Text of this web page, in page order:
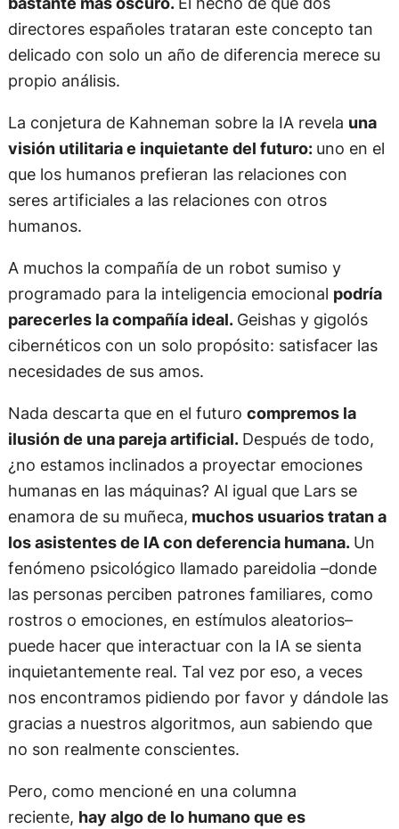
directores españoles trataran este concepto tan
delicado con solo un año de diferencia merece su
propio análisis.
La conjetura de Kahneman sobre la IA revela una
visión utilitaria e inquietante del futuro: uno en el
que los humanos prefieran las relaciones con
seres artificiales a las relaciones con otros
humanos.
A muchos la compañía de un robot sumiso y
programado para la inteligencia emocional podría
parecerles la compañía ideal. Geishas y gigolós
cibernéticos con un solo propósito: satisfacer las
necesidades de sus amos.
Nada descarta que en el futuro compremos la
ilusión de una pareja artificial. Después de todo,
¿no estamos inclinados a proyectar emociones
humanas en las máquinas? Al igual que Lars se
enamora de su muñeca, muchos usuarios tratan a
los asistentes de IA con deferencia humana. Un
fenómeno psicológico llamado pareidolia –donde
las personas perciben patrones familiares, como
rostros o emociones, en estímulos aleatorios–
puede hacer que interactuar con la IA se sienta
inquietantemente real. Tal vez por eso, a veces
nos encontramos pidiendo por favor y dándole las
gracias a nuestros algoritmos, aun sabiendo que
no son realmente conscientes.
Pero, como mencioné en una columna
reciente, hay algo de lo humano que es